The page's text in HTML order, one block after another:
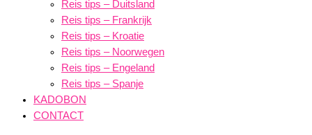
Reis tips – Duitsland
Reis tips – Frankrijk
Reis tips – Kroatie
Reis tips – Noorwegen
Reis tips – Engeland
Reis tips – Spanje
KADOBON
CONTACT